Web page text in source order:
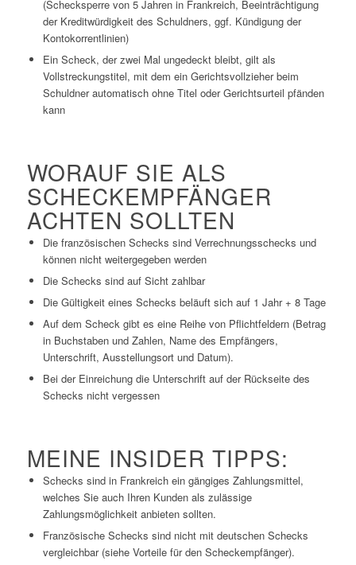
(Schecksperre von 5 Jahren in Frankreich, Beeinträchtigung
der Kreditwürdigkeit des Schuldners, ggf. Kündigung der
Kontokorrentlinien)
Ein Scheck, der zwei Mal ungedeckt bleibt, gilt als
Vollstreckungstitel, mit dem ein Gerichtsvollzieher beim
Schuldner automatisch ohne Titel oder Gerichtsurteil pfänden
kann
WORAUF SIE ALS
SCHECKEMPFÄNGER
ACHTEN SOLLTEN
Die französischen Schecks sind Verrechnungsschecks und
können nicht weitergegeben werden
Die Schecks sind auf Sicht zahlbar
Die Gültigkeit eines Schecks beläuft sich auf 1 Jahr + 8 Tage
Auf dem Scheck gibt es eine Reihe von Pflichtfeldern (Betrag
in Buchstaben und Zahlen, Name des Empfängers,
Unterschrift, Ausstellungsort und Datum).
Bei der Einreichung die Unterschrift auf der Rückseite des
Schecks nicht vergessen
MEINE INSIDER TIPPS:
Schecks sind in Frankreich ein gängiges Zahlungsmittel,
welches Sie auch Ihren Kunden als zulässige
Zahlungsmöglichkeit anbieten sollten.
Französische Schecks sind nicht mit deutschen Schecks
vergleichbar (siehe Vorteile für den Scheckempfänger).